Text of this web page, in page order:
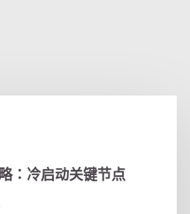
：冷启动关键节点